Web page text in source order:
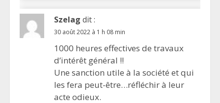
Szelag dit :
30 août 2022 à 1 h 08 min
1000 heures effectives de travaux
d’intérêt général !!
Une sanction utile à la société et qui
les fera peut-être…réfléchir à leur
acte odieux.